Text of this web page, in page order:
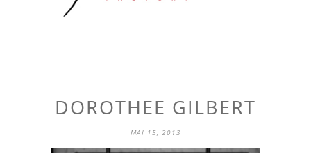
DOROTHEE GILBERT
MAI 15, 2013